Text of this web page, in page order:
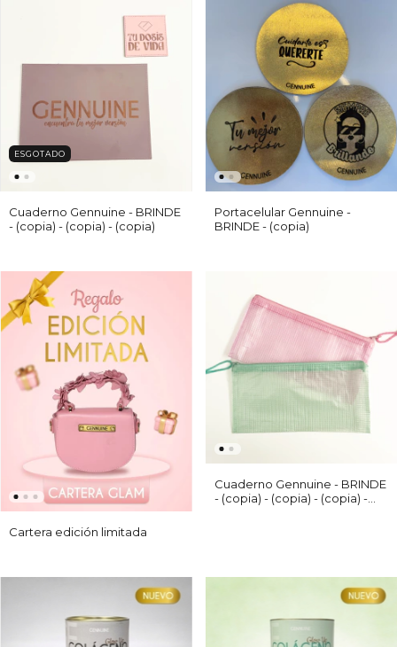
ESGOTADO
Cuaderno Gennuine - BRINDE
- (copia) - (copia) - (copia)
Portacelular Gennuine -
BRINDE - (copia)
Cartera edición limitada
Cuaderno Gennuine - BRINDE
- (copia) - (copia) - (copia) -